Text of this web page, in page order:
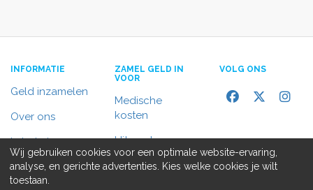
INFORMATIE
Geld inzamelen
Over ons
In het nieuws
Contact
ZAMEL GELD IN
VOOR
Medische
kosten
Uitvaart
Rolstoelbus
VOLG ONS
Wij gebruiken cookies voor een optimale website-ervaring,
analyse, en gerichte advertenties. Kies welke cookies je wilt
toestaan.